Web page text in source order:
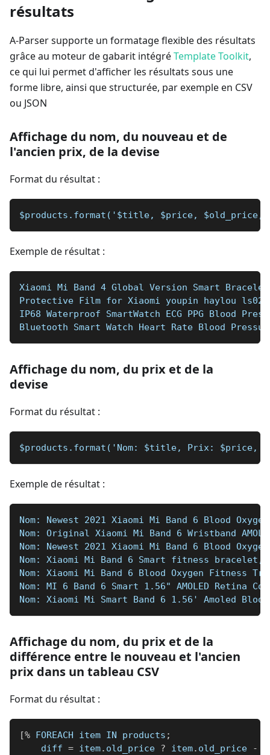
résultats
A-Parser supporte un formatage flexible des résultats
grâce au moteur de gabarit intégréTemplate Toolkit,
ce qui lui permet d'afficher les résultats sous une
forme libre, ainsi que structurée, par exemple en CSV
ou JSON
Affichage du nom, du nouveau et de
l'ancien prix, de la devise
Format du résultat :
$products.format('$title, $price, $old_price,
Exemple de résultat :
Xiaomi Mi Band 4 Global Version Smart
Protective Film for Xiaomi youpin haylou
IP68 Waterproof SmartWatch ECG PPG Blood
Bluetooth Smart Watch Heart Rate Blood
Affichage du nom, du prix et de la
devise
Format du résultat :
$products.format('Nom: $title, Prix: $price,
Exemple de résultat :
Nom: Newest 2021 Xiaomi Mi Band 6 Blood
Nom: Original Xiaomi Mi Band 6 Wristband
Nom: Newest 2021 Xiaomi Mi Band 6 Blood
Nom: Xiaomi Mi Band 6 Smart fitness
Nom: Xiaomi Mi Band 6 Blood Oxygen Fitness
Nom: MI 6 Band 6 Smart 1.56" AMOLED
Nom: Xiaomi Mi Smart Band 6 1.56' Amoled
Affichage du nom, du prix et de la
différence entre le nouveau et l'ancien
prix dans un tableau CSV
Format du résultat :
[% FOREACH item IN products ;
    diff
= item. old_price ? item. old_price -